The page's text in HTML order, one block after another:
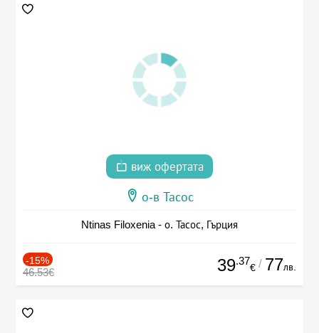
виж офертата
о-в Тасос
Ntinas Filoxenia - о. Тасос, Гърция
-15%
46.53€ 39.37
€ / 77лв.